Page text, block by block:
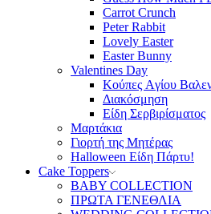
Carrot Crunch
Peter Rabbit
Lovely Easter
Easter Bunny
Valentines Day
Κούπες Aγίου
Διακόσμηση
Είδη Σερβιρίσματος
Μαρτάκια
Γιορτή της Μητέρας
Halloween Είδη Πάρτυ!
Cake Toppers
BABY COLLECTION
ΠΡΩΤΑ ΓΕΝΕΘΛΙΑ